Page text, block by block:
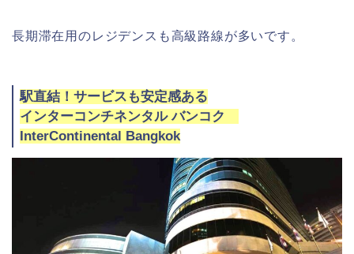
長期滞在用のレジデンスも高級路線が多いです。
駅直結！サービスも安定感ある
インターコンチネンタル バンコク
InterContinental Bangkok